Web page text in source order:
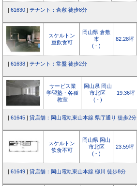
[ 61630 ] テナント：倉敷 徒歩8分
スケルトン
重飲食可
岡山県 倉敷
市
( - )
82.28坪
[ 61638 ] テナント：常盤 徒歩2分
サービス業
学習塾・各種
教室
岡山県 岡山
市北区
( - )
19.36坪
[ 61645 ] 貸店舗：岡山電軌東山本線 県庁通り 徒歩2分
スケルトン
飲食不可
岡山県 岡山
市北区
( - )
23.59坪
[ 61649 ] 貸店舗：岡山電軌東山本線 柳川 徒歩8分